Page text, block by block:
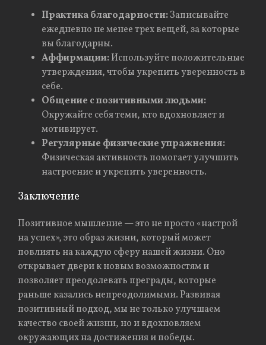
Практика благодарности:Записывайте
ежедневно не менее трех вещей, за которые
вы благодарны.
Аффирмации:Используйте положительные
утверждения, чтобы укрепить уверенность в
себе.
Общение с позитивными людьми:
Окружайте себя теми, кто вдохновляет и
мотивирует.
Регулярные физические упражнения:
Физическая активность помогает улучшить
настроение и укрепить уверенность.
Заключение
Позитивное мышление — это не просто «настрой
на успех», это образ жизни, который может
повлиять на каждую сферу нашей жизни. Оно
открывает двери к новым возможностям и
позволяет преодолевать преграды, которые
раньше казались непреодолимыми. Развивая
позитивный подход, мы не только улучшаем
качество своей жизни, но и вдохновляем
окружающих на достижения и победы.